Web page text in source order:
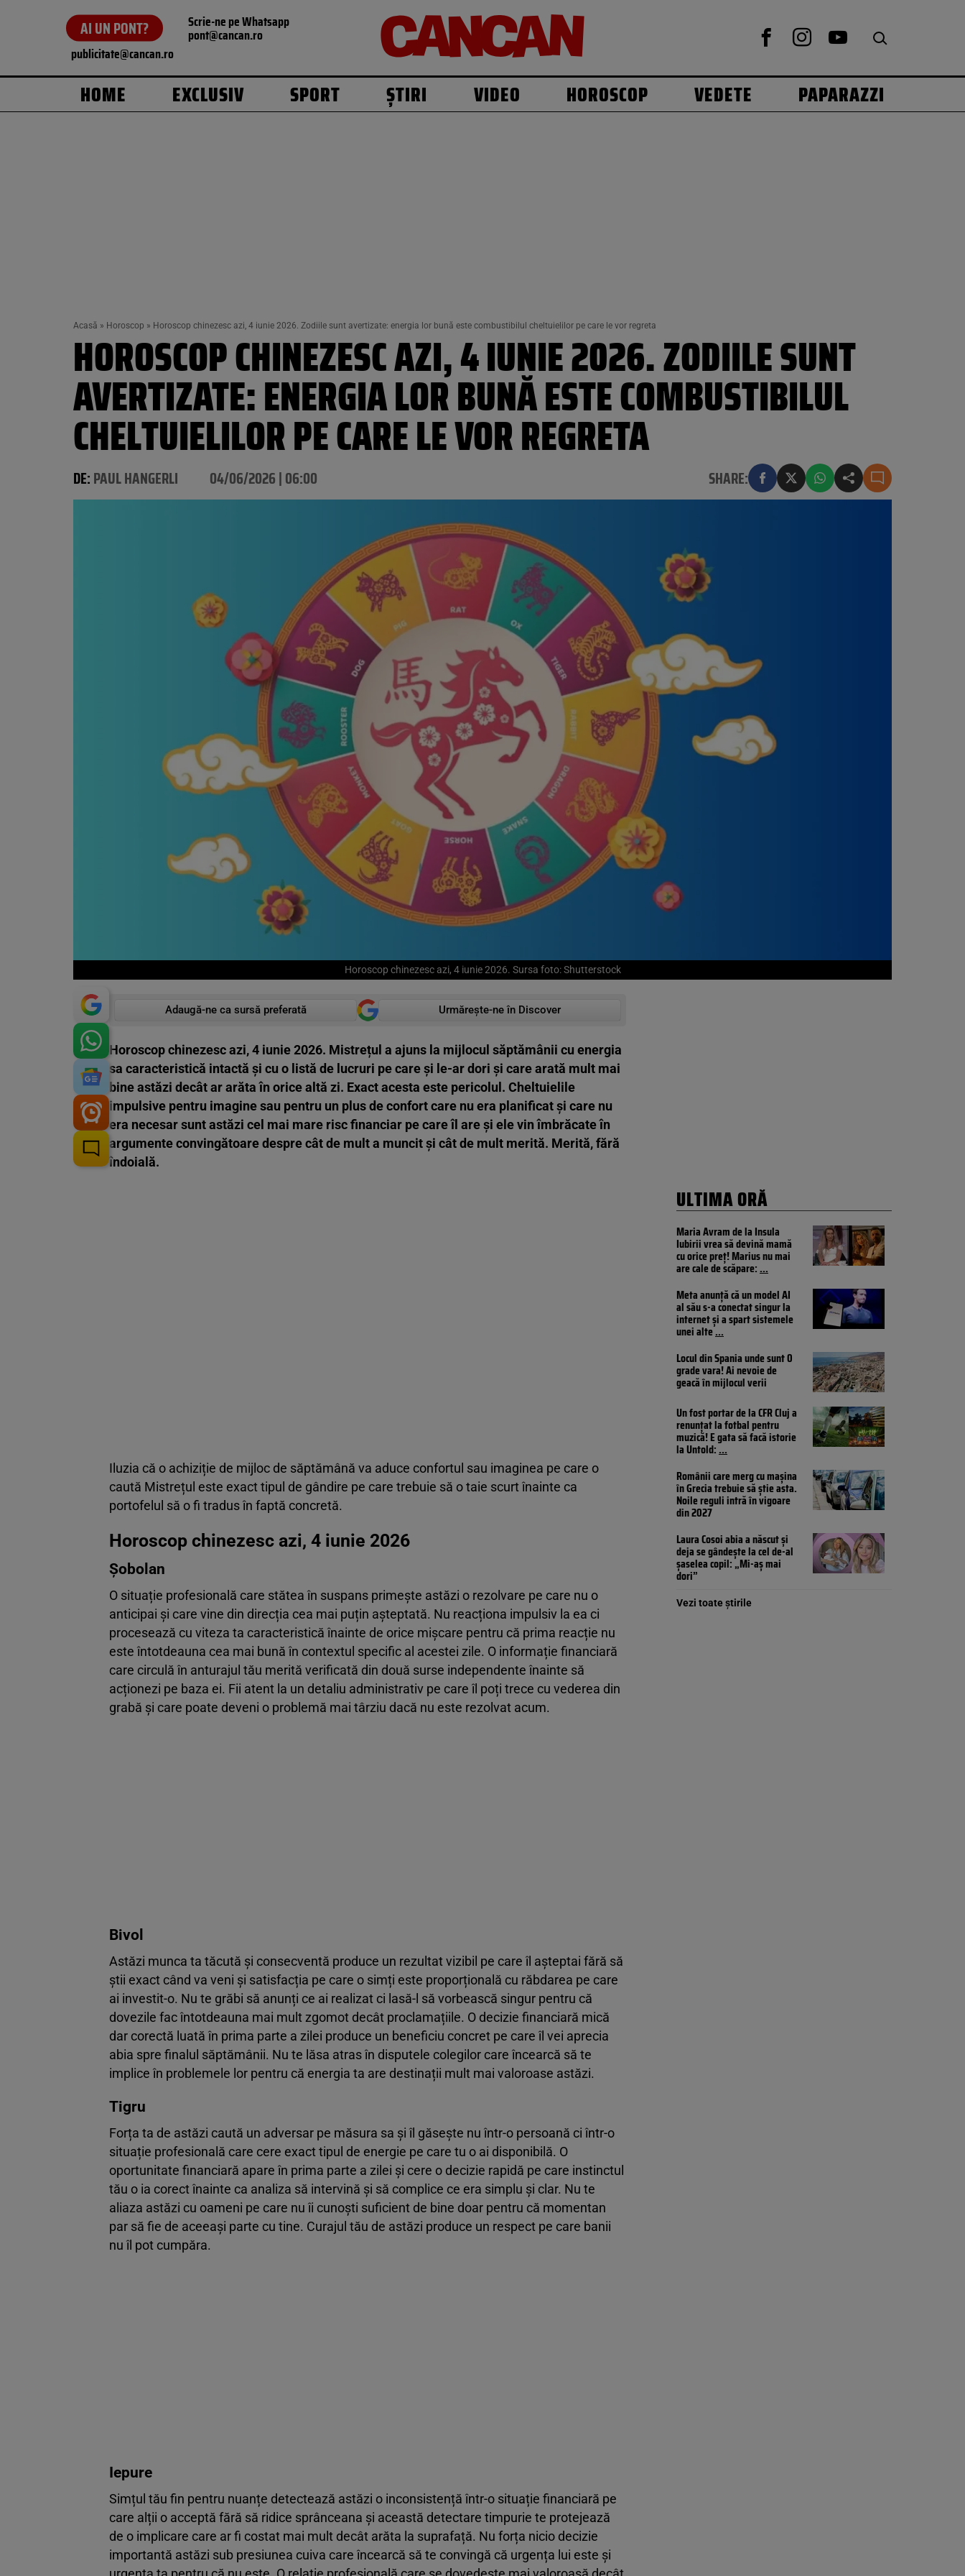
AI UN PONT? Scrie-ne pe Whatsapp
pont@cancan.ro
publicitate@cancan.ro
HOME EXCLUSIV SPORT ȘTIRI VIDEO HOROSCOP VEDETE PAPARAZZI
Acasă » Horoscop » Horoscop chinezesc azi, 4 iunie 2026. Zodiile sunt avertizate: energia lor bună este combustibilul cheltuielilor pe care le vor regreta
HOROSCOP CHINEZESC AZI, 4 IUNIE 2026. ZODIILE SUNT
AVERTIZATE: ENERGIA LOR BUNĂ ESTE COMBUSTIBILUL
CHELTUIELILOR PE CARE LE VOR REGRETA
DE:PAUL HANGERLI 04/06/2026 | 06:00 SHARE:
Horoscop chinezesc azi, 4 iunie 2026. Sursa foto: Shutterstock
Adaugă-ne ca sursă preferată Urmărește-ne în Discover
Horoscop chinezesc azi, 4 iunie 2026. Mistrețul a ajuns la mijlocul săptămânii cu energia
sa caracteristică intactă și cu o listă de lucruri pe care și le-ar dori și care arată mult mai
bine astăzi decât ar arăta în orice altă zi. Exact acesta este pericolul. Cheltuielile
impulsive pentru imagine sau pentru un plus de confort care nu era planificat și care nu
era necesar sunt astăzi cel mai mare risc financiar pe care îl are și ele vin îmbrăcate în
argumente convingătoare despre cât de mult a muncit și cât de mult merită. Merită, fără
îndoială.
Iluzia că o achiziție de mijloc de săptămână va aduce confortul sau imaginea pe care o
caută Mistrețul este exact tipul de gândire pe care trebuie să o taie scurt înainte ca
portofelul să o fi tradus în faptă concretă.
Horoscop chinezesc azi, 4 iunie 2026
Șobolan
O situație profesională care stătea în suspans primește astăzi o rezolvare pe care nu o
anticipai și care vine din direcția cea mai puțin așteptată. Nu reacționa impulsiv la ea ci
procesează cu viteza ta caracteristică înainte de orice mișcare pentru că prima reacție nu
este întotdeauna cea mai bună în contextul specific al acestei zile. O informație financiară
care circulă în anturajul tău merită verificată din două surse independente înainte să
acționezi pe baza ei. Fii atent la un detaliu administrativ pe care îl poți trece cu vederea din
grabă și care poate deveni o problemă mai târziu dacă nu este rezolvat acum.
Bivol
Astăzi munca ta tăcută și consecventă produce un rezultat vizibil pe care îl așteptai fără să
știi exact când va veni și satisfacția pe care o simți este proporțională cu răbdarea pe care
ai investit-o. Nu te grăbi să anunți ce ai realizat ci lasă-l să vorbească singur pentru că
dovezile fac întotdeauna mai mult zgomot decât proclamațiile. O decizie financiară mică
dar corectă luată în prima parte a zilei produce un beneficiu concret pe care îl vei aprecia
abia spre finalul săptămânii. Nu te lăsa atras în disputele colegilor care încearcă să te
implice în problemele lor pentru că energia ta are destinații mult mai valoroase astăzi.
Tigru
Forța ta de astăzi caută un adversar pe măsura sa și îl găsește nu într-o persoană ci într-o
situație profesională care cere exact tipul de energie pe care tu o ai disponibilă. O
oportunitate financiară apare în prima parte a zilei și cere o decizie rapidă pe care instinctul
tău o ia corect înainte ca analiza să intervină și să complice ce era simplu și clar. Nu te
aliaza astăzi cu oameni pe care nu îi cunoști suficient de bine doar pentru că momentan
par să fie de aceeași parte cu tine. Curajul tău de astăzi produce un respect pe care banii
nu îl pot cumpăra.
Iepure
Simțul tău fin pentru nuanțe detectează astăzi o inconsistență într-o situație financiară pe
care alții o acceptă fără să ridice sprânceana și această detectare timpurie te protejează
de o implicare care ar fi costat mai mult decât arăta la suprafață. Nu forța nicio decizie
importantă astăzi sub presiunea cuiva care încearcă să te convingă că urgența lui este și
ULTIMA ORĂ
Maria Avram de la Insula
Iubirii vrea să devină mamă
cu orice preț! Marius nu mai
are cale de scăpare:...
Meta anunță că un model AI
al său s-a conectat singur la
internet și a spart sistemele
unei alte...
Locul din Spania unde sunt 0
grade vara! Ai nevoie de
geacă în mijlocul verii
Un fost portar de la CFR Cluj a
renunțat la fotbal pentru
muzică! E gata să facă istorie
la Untold:...
Românii care merg cu mașina
în Grecia trebuie să știe asta.
Noile reguli intră în vigoare
din 2027
Laura Cosoi abia a născut și
deja se gândește la cel de-al
șaselea copil: „Mi-aș mai
dori”
Vezi toate știrile